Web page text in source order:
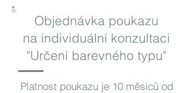
Objednávka poukazu
na individuální konzultaci
"Určení barevného typu"
Platnost poukazu je 10 měsíců od